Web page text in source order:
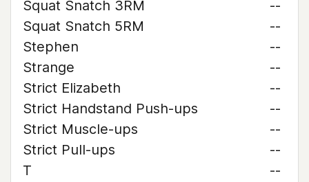
Squat Snatch 3RM
--
Squat Snatch 5RM
--
Stephen
--
Strange
--
Strict Elizabeth
--
Strict Handstand Push-ups
--
Strict Muscle-ups
--
Strict Pull-ups
--
T
--